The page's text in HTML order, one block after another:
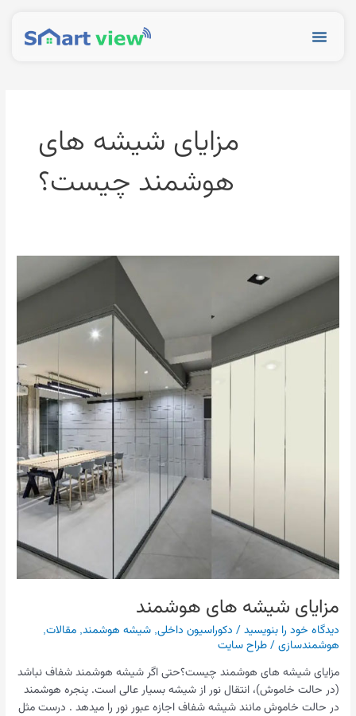
Menu
مزایای شیشه های
هوشمند چیست؟
مزایای شیشه های هوشمند
دیدگاه‌ خود را بنویسید / دکوراسیون داخلی,شیشه هوشمند,مقالات,
هوشمندسازی /طراح سایت
مزایای شیشه های هوشمند چیست؟حتی اگر شیشه هوشمند شفاف نباشد
(در حالت خاموش)، انتقال نور از شیشه بسیار عالی است. پنجره هوشمند
در حالت خاموش مانند شیشه شفاف اجازه عبور نور را میدهد . درست مثل
شیشه